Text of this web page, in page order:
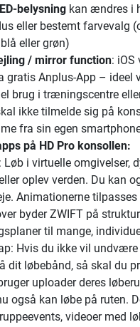
belysning kan ændres i
eller bestemt farvevalg
eller grøn)
/ mirror function: iOS
gratis Anplus-App – ideel
brug i træningscentre
ikke tilmelde sig på
fra sin egen
på HD Pro konsollen:
Løb i virtuelle omgivelser,
oplev verden. Du kan
Animationerne
byder ZWIFT på
til mange,
Hvis du ikke vil undvære
dit løbebånd, så skal du
uploader deres
også kan løbe på ruten.
videoer med